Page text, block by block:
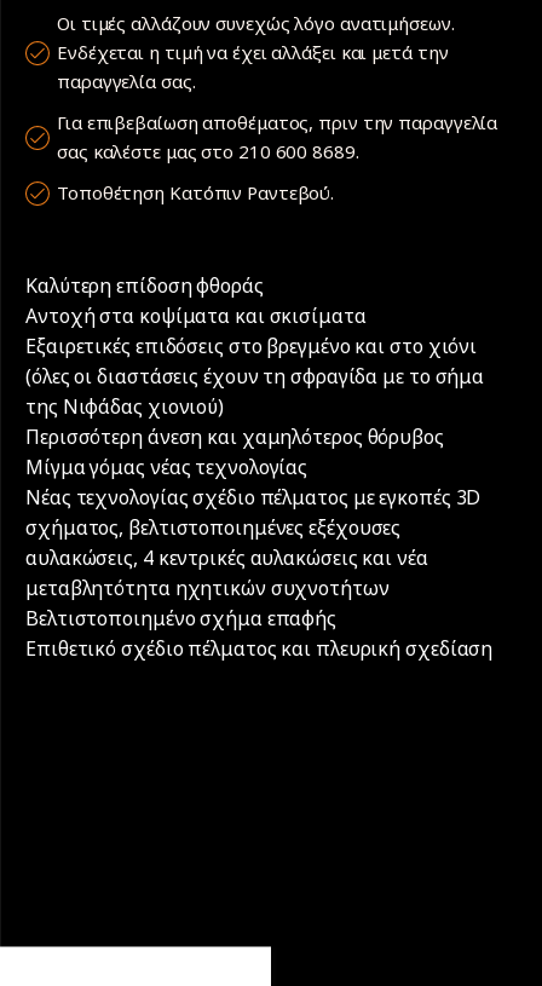
Οι τιμές αλλάζουν συνεχώς λόγο ανατιμήσεων.
Ενδέχεται η τιμή να έχει αλλάξει και μετά την
παραγγελία σας.
Για επιβεβαίωση αποθέματος, πριν την παραγγελία
σας καλέστε μας στο 210 600 8689.
Τοποθέτηση Κατόπιν Ραντεβού.
Καλύτερη επίδοση φθοράς
Αντοχή στα κοψίματα και σκισίματα
Εξαιρετικές επιδόσεις στο βρεγμένο και στο χιόνι
(όλες οι διαστάσεις έχουν τη σφραγίδα με το σήμα
της Νιφάδας χιονιού)
Περισσότερη άνεση και χαμηλότερος θόρυβος
Μίγμα γόμας νέας τεχνολογίας
Νέας τεχνολογίας σχέδιο πέλματος με εγκοπές 3D
σχήματος, βελτιστοποιημένες εξέχουσες
αυλακώσεις, 4 κεντρικές αυλακώσεις και νέα
μεταβλητότητα ηχητικών συχνοτήτων
Βελτιστοποιημένο σχήμα επαφής
Επιθετικό σχέδιο πέλματος και πλευρική σχεδίαση